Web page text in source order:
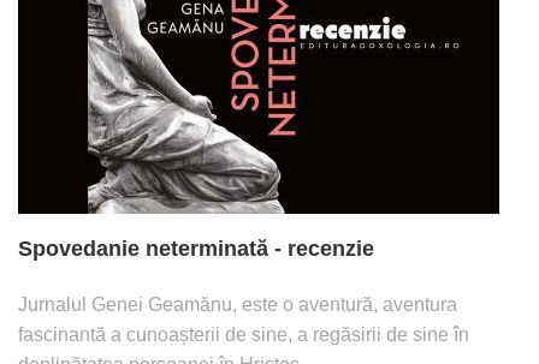
Spovedanie neterminată - recenzie
Jurnalul Genei Geamănu, este o aventură, aventura
fascinantă a cunoașterii de sine, a regăsirii de sine în